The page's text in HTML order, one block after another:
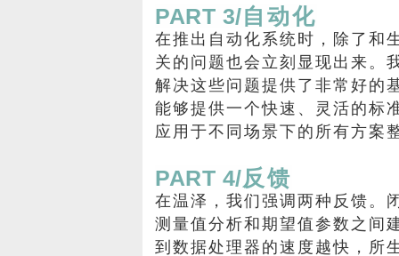
PART 3/自动化
在推出自动化系统时，除了和
关的问题也会立刻显现出来。
解决这些问题提供了非常好的
能够提供一个快速、灵活的标
应用于不同场景下的所有方案
PART 4/反馈
在温泽，我们强调两种反馈。
测量值分析和期望值参数之间
到数据处理器的速度越快，所